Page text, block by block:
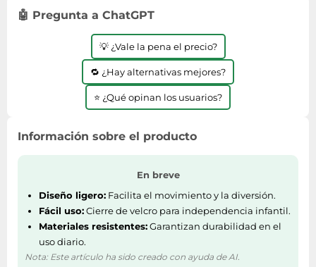
🤖 Pregunta a ChatGPT
💡 ¿Vale la pena el precio?
🔁 ¿Hay alternativas mejores?
⭐ ¿Qué opinan los usuarios?
Información sobre el producto
En breve
Diseño ligero: Facilita el movimiento y la diversión.
Fácil uso:Cierre de velcro para independencia infantil.
Materiales resistentes:Garantizan durabilidad en el
uso diario.
Nota: Este artículo ha sido creado con ayuda de AI.